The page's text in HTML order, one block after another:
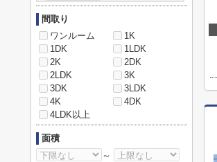
間取り
ワンルーム
1K
1DK
1LDK
2K
2DK
2LDK
3K
3DK
3LDK
4K
4DK
4LDK以上
面積
～